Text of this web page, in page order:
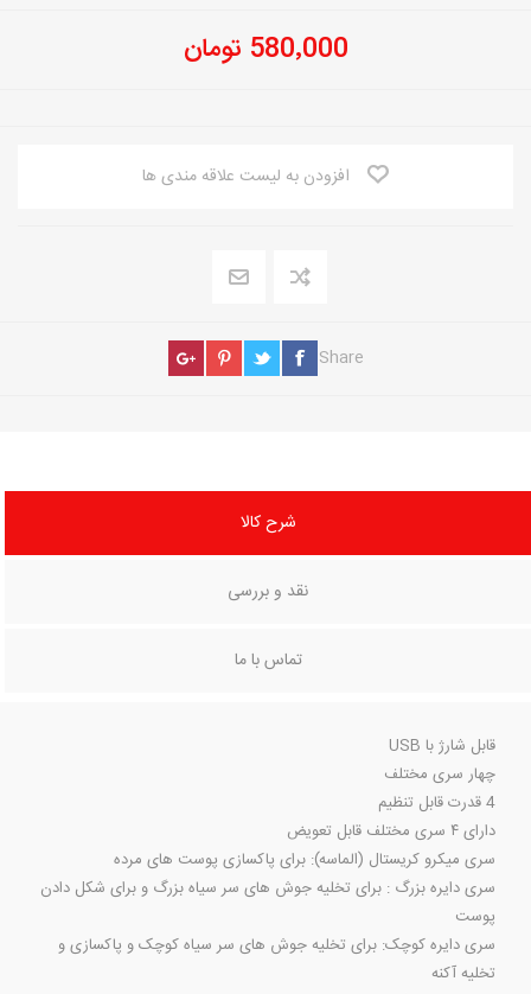
580٬000 تومان
افزودن به لیست علاقه مندی ها
Share
شرح کالا
نقد و بررسی
تماس با ما
قابل شارژ با USB
چهار سری مختلف
4 قدرت قابل تنظیم
دارای ۴ سری مختلف قابل تعویض
سری میکرو کریستال (الماسه): برای پاکسازی پوست های مرده
سری دایره بزرگ : برای تخلیه جوش های سر سیاه بزرگ و برای شکل دادن
پوست
سری دایره کوچک: برای تخلیه جوش های سر سیاه کوچک و پاکسازی و
تخلیه آکنه